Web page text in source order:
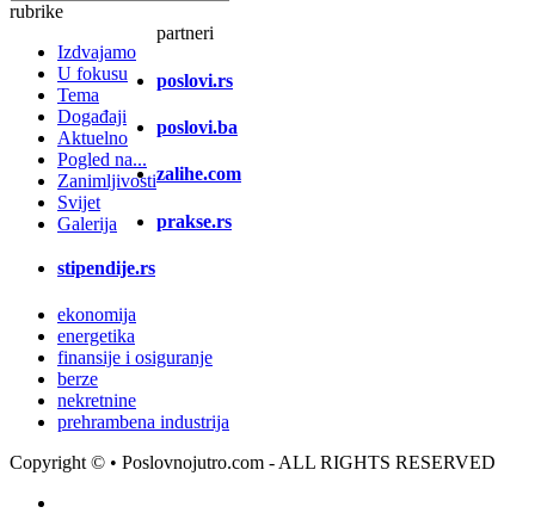
rubrike
Izdvajamo
U fokusu
Tema
Događaji
Aktuelno
Pogled na...
Zanimljivosti
Svijet
Galerija
partneri
poslovi.rs
poslovi.ba
zalihe.com
prakse.rs
stipendije.rs
ekonomija
energetika
finansije i osiguranje
berze
nekretnine
prehrambena industrija
Copyright © • Poslovnojutro.com - ALL RIGHTS RESERVED